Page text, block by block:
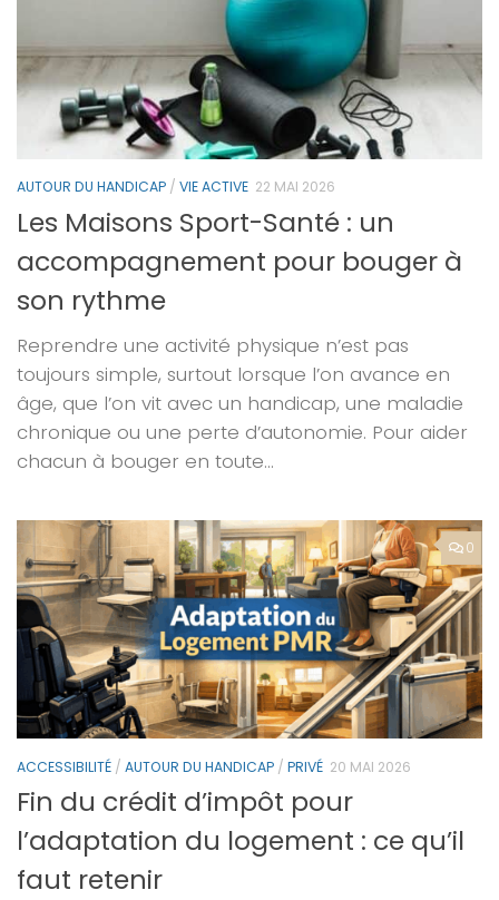
AUTOUR DU HANDICAP / VIE ACTIVE 22 MAI 2026
Les Maisons Sport-Santé : un
accompagnement pour bouger à
son rythme
Reprendre une activité physique n’est pas
toujours simple, surtout lorsque l’on avance en
âge, que l’on vit avec un handicap, une maladie
chronique ou une perte d’autonomie. Pour aider
chacun à bouger en toute...
0
ACCESSIBILITÉ / AUTOUR DU HANDICAP / PRIVÉ 20 MAI 2026
Fin du crédit d’impôt pour
l’adaptation du logement : ce qu’il
faut retenir